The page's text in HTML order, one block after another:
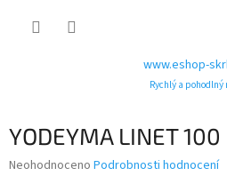
www.eshop-
Rychlý a
YODEYMA LINET
Průměrné
Neohodnoceno Podrobnosti hodnocení